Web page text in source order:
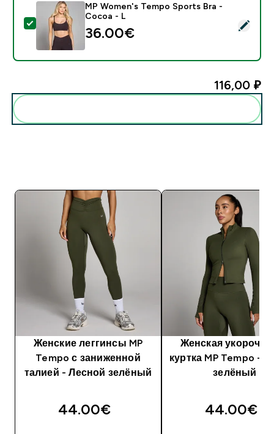
- MP Women's Tempo Sports Bra - Cocoa - L
MP Women's Tempo Sports Bra -
Cocoa - L
36.00€‎
116,00 ₽‎
Женские леггинсы MP
Tempo с заниженной
талией - Лесной зелёный
44.00€‎
Женская
куртка MP Tempo -
зелёный
44.00€‎